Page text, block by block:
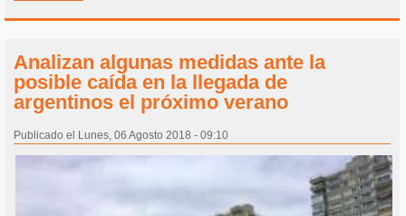
Analizan algunas medidas ante la
posible caída en la llegada de
argentinos el próximo verano
Publicado el Lunes, 06 Agosto 2018 - 09:10